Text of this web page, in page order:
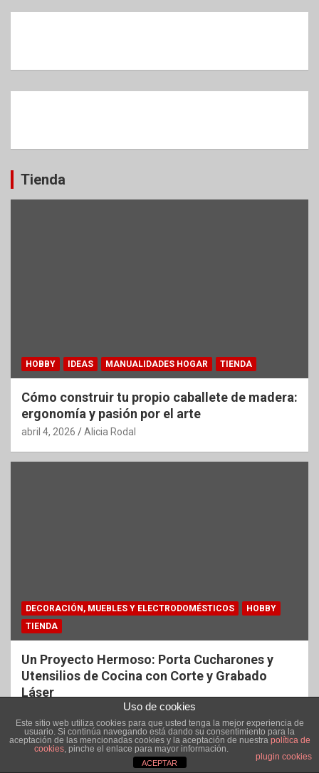
Tienda
HOBBY IDEAS MANUALIDADES HOGAR TIENDA
Cómo construir tu propio caballete de madera:
ergonomía y pasión por el arte
abril 4, 2026 Alicia Rodal
DECORACIÓN, MUEBLES Y ELECTRODOMÉSTICOS
HOBBY
TIENDA
Un Proyecto Hermoso: Porta Cucharones y
Utensilios de Cocina con Corte y Grabado
Láser
Alicia RodalUso de cookies
Este sitio web utiliza cookies para que usted tenga la mejor experiencia de
usuario. Si continúa navegando está dando su consentimiento para la
aceptación de las mencionadas cookies y la aceptación de nuestra política de
cookies, pinche el enlace para mayor información.
plugin cookies
ACEPTAR